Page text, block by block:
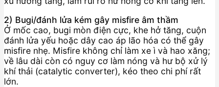
2) Bugi/đánh lửa kém gây misfire âm thầm
Ở mốc cao, bugi mòn điện cực, khe hở tăng, cuộn
đánh lửa yếu hoặc dây cao áp lão hóa có thể gây
misfire nhẹ. Misfire không chỉ làm xe ì và hao xăng;
về lâu dài còn có nguy cơ làm nóng và hư bộ xử lý
khí thải (catalytic converter), kéo theo chi phí rất
lớn.